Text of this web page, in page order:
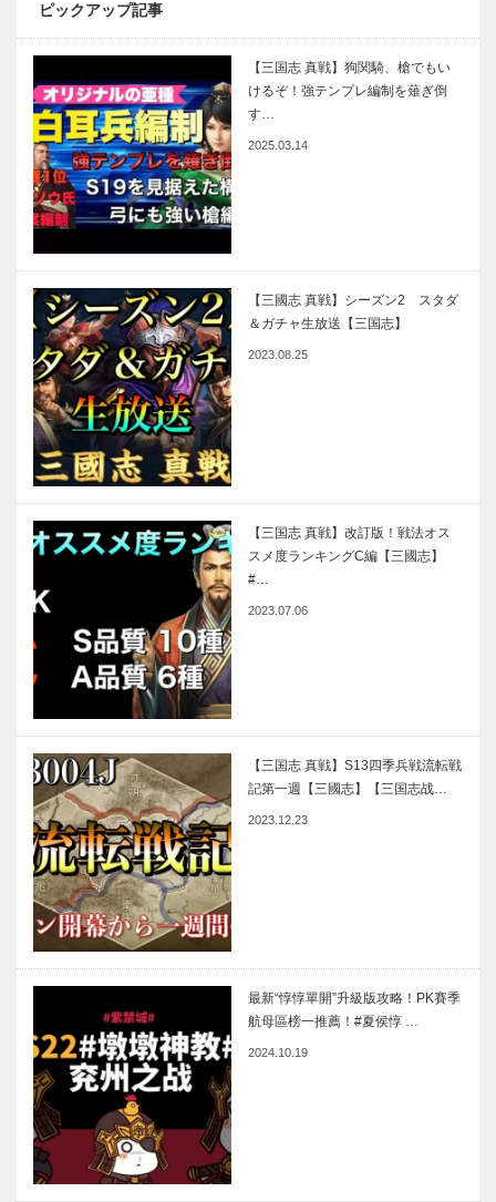
ピックアップ記事
【三国志 真戦】狗関騎、槍でもい
けるぞ！強テンプレ編制を薙ぎ倒
す…
2025.03.14
【三國志 真戦】シーズン2 スタダ
＆ガチャ生放送【三国志】
2023.08.25
【三国志 真戦】改訂版！戦法オス
スメ度ランキングC編【三國志】
#…
2023.07.06
【三国志 真戦】S13四季兵戦流転戦
記第一週【三國志】【三国志战…
2023.12.23
最新“惇惇單開”升級版攻略！PK賽季
航母區榜一推薦！#夏侯惇 …
2024.10.19